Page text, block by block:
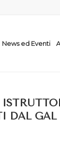
News ed Eventi
DAL GAL